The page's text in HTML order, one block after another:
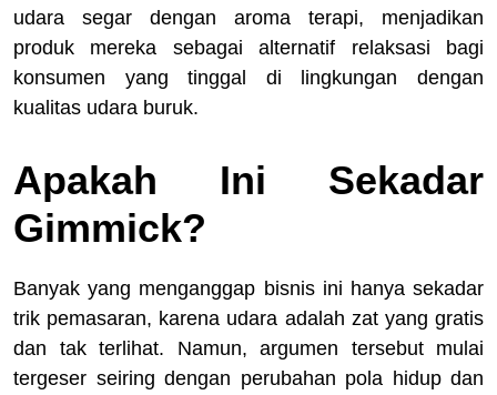
udara segar dengan aroma terapi, menjadikan
produk mereka sebagai alternatif relaksasi bagi
konsumen yang tinggal di lingkungan dengan
kualitas udara buruk.
Apakah Ini Sekadar
Gimmick?
Banyak yang menganggap bisnis ini hanya sekadar
trik pemasaran, karena udara adalah zat yang gratis
dan tak terlihat. Namun, argumen tersebut mulai
tergeser seiring dengan perubahan pola hidup dan